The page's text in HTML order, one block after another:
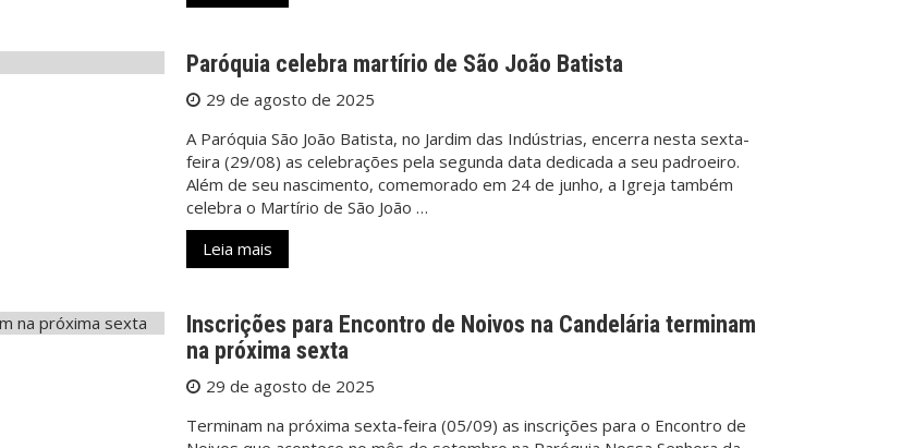
Paróquia celebra martírio de São João Batista
29 de agosto de 2025
A Paróquia São João Batista, no Jardim das Indústrias, encerra nesta sexta-
feira (29/08) as celebrações pela segunda data dedicada a seu padroeiro.
Além de seu nascimento, comemorado em 24 de junho, a Igreja também
celebra o Martírio de São João …
Leia mais
Inscrições para Encontro de Noivos na Candelária terminam
na próxima sexta
29 de agosto de 2025
Terminam na próxima sexta-feira (05/09) as inscrições para o Encontro de